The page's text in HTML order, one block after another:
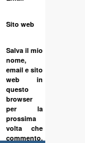
Sito web
Salva il mio
nome,
email e sito
web in
questo
browser
per la
prossima
volta che
commento.